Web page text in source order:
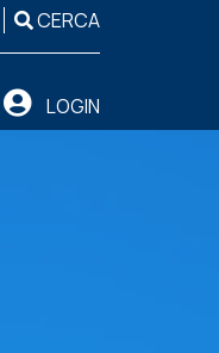
CERCA
LOGIN